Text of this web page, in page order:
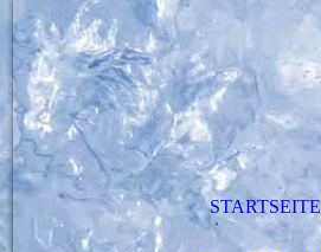
STARTSEITE